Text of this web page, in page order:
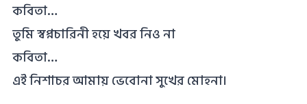
কবিতা…
তুমি স্বপ্নচারিনী হয়ে খবর নিও না
কবিতা…
এই নিশাচর আমায় ভেবোনা সুখের মোহনা।